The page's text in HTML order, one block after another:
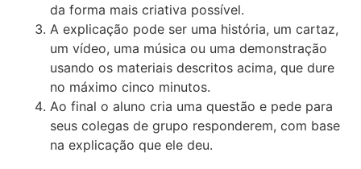
da forma mais criativa possível.
A explicação pode ser uma história, um cartaz,
um vídeo, uma música ou uma demonstração
usando os materiais descritos acima, que dure
no máximo cinco minutos.
Ao final o aluno cria uma questão e pede para
seus colegas de grupo responderem, com base
na explicação que ele deu.